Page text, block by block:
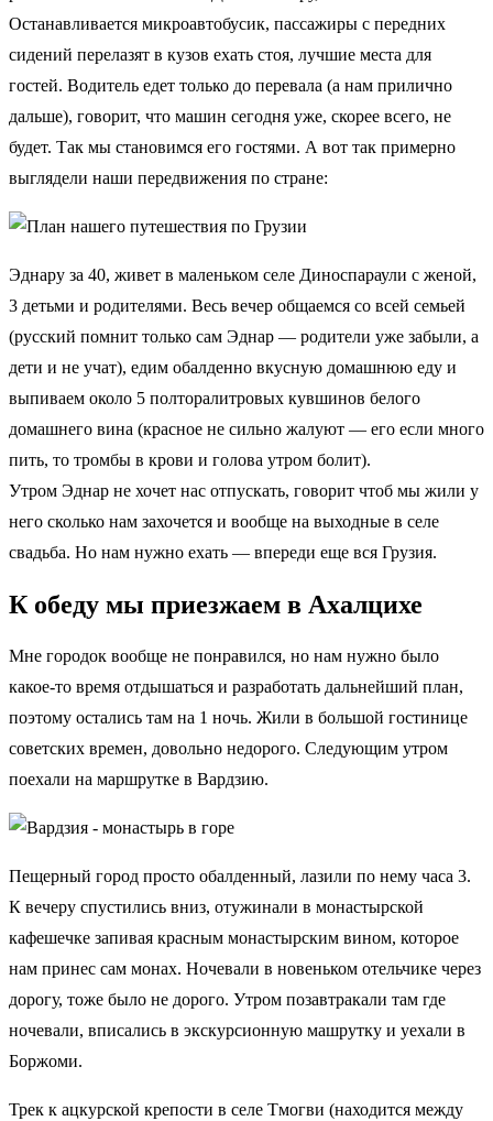
Останавливается микроавтобусик, пассажиры с передних
сидений перелазят в кузов ехать стоя, лучшие места для
гостей. Водитель едет только до перевала (а нам прилично
дальше), говорит, что машин сегодня уже, скорее всего, не
будет. Так мы становимся его гостями. А вот так примерно
выглядели наши передвижения по стране:
Эднару за 40, живет в маленьком селе Диноспараули с женой,
3 детьми и родителями. Весь вечер общаемся со всей семьей
(русский помнит только сам Эднар — родители уже забыли, а
дети и не учат), едим обалденно вкусную домашнюю еду и
выпиваем около 5 полторалитровых кувшинов белого
домашнего вина (красное не сильно жалуют — его если много
пить, то тромбы в крови и голова утром болит).
Утром Эднар не хочет нас отпускать, говорит чтоб мы жили у
него сколько нам захочется и вообще на выходные в селе
свадьба. Но нам нужно ехать — впереди еще вся Грузия.
К обеду мы приезжаем в Ахалцихе
Мне городок вообще не понравился, но нам нужно было
какое-то время отдышаться и разработать дальнейший план,
поэтому остались там на 1 ночь. Жили в большой гостинице
советских времен, довольно недорого. Следующим утром
поехали на маршрутке в Вардзию.
Пещерный город просто обалденный, лазили по нему часа 3.
К вечеру спустились вниз, отужинали в монастырской
кафешечке запивая красным монастырским вином, которое
нам принес сам монах. Ночевали в новеньком отельчике через
дорогу, тоже было не дорого. Утром позавтракали там где
ночевали, вписались в экскурсионную машрутку и уехали в
Боржоми.
Трек к ацкурской крепости в селе Тмогви (находится между